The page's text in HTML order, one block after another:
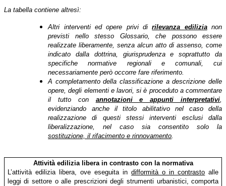
La tabella contiene altresì:
Altri interventi ed opere privi dirilevanza edilizianon
previsti nello stesso Glossario,che possono essere
realizzate liberamente, senza alcun atto di assenso , come
indicato dalla dottrina, giurisprudenza e soprattutto da
specifiche normative
regionali e comunali, cui
necessariamente però occorre fare riferimento.
A completamento della classificazione a descrizione delle
opere, degli elementi e lavori, si è proceduto a commentare
il tutto con annotazioni e appunti interpretativi
evidenziando anche il titolo abilitativo nel caso della
realizzazione di questi stessi interventi esclusi dalla
liberalizzazione, nel caso sia consentito solo la
sostituzione, il rifacimento e rinnovamento
Attività edilizia libera in contrasto con la normativa
L’attività edilizia libera, ove eseguita indifformità o in contrasto alle
leggi di settore o alle prescrizioni degli strumenti urbanistici, comporta